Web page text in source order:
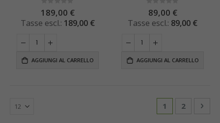
0%
189,00 €
189,00 €
AGGIUNGI AL CARRELLO
0%
89,00 €
89,00 €
AGGIUNGI AL CARRELLO
Pagina
Attualmente
1 Pagina
2